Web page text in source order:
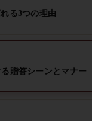
る3つの理由
贈答シーンとマナー